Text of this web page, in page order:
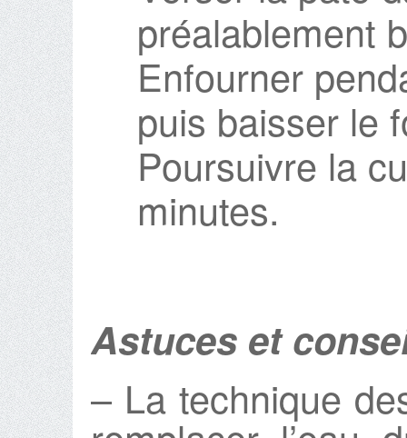
préalablement
Enfourner
puis baisser le
Poursuivre la
minutes.
Astuces et
– La technique